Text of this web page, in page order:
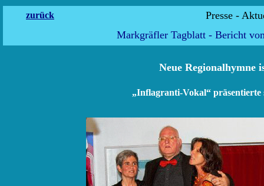
zurück
Markgräfler Tagblatt - Bericht
Neue Regionalhymne
„Inflagranti-Vokal“ präsentierte